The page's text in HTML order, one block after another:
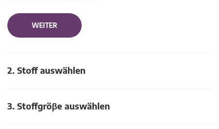
WEITER
2. Stoff auswählen
3. Stoffgröβe auswählen